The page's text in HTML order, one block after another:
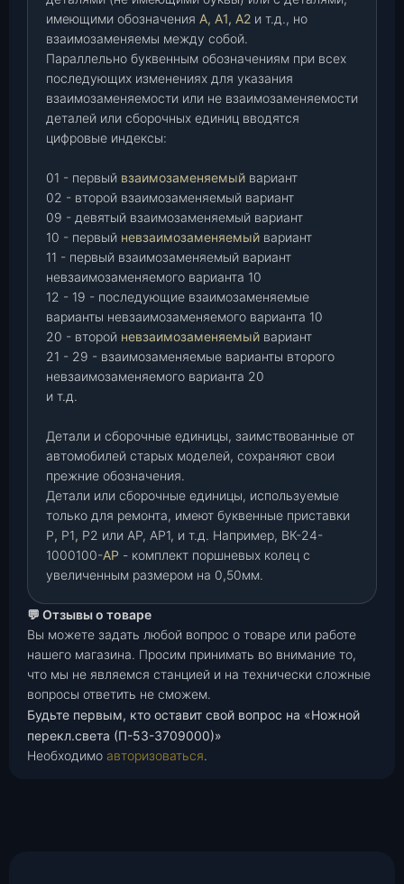
имеющими обозначения А, А1, А2 и т.д., но
взаимозаменяемы между собой.
Параллельно буквенным обозначениям при всех
последующих изменениях для указания
взаимозаменяемости или не взаимозаменяемости
деталей или сборочных единиц вводятся
цифровые индексы:
01 - первый взаимозаменяемый вариант
02 - второй взаимозаменяемый вариант
09 - девятый взаимозаменяемый вариант
10 - первый невзаимозаменяемый вариант
11 - первый взаимозаменяемый вариант
невзаимозаменяемого варианта 10
12 - 19 - последующие взаимозаменяемые
варианты невзаимозаменяемого варианта 10
20 - второй невзаимозаменяемый вариант
21 - 29 - взаимозаменяемые варианты второго
невзаимозаменяемого варианта 20
и т.д.
Детали и сборочные единицы, заимствованные от
автомобилей старых моделей, сохраняют свои
прежние обозначения.
Детали или сборочные единицы, используемые
только для ремонта, имеют буквенные приставки
Р, Р1, Р2 или АР, АР1, и т.д. Например, ВК-24-
1000100-АР - комплект поршневых колец с
увеличенным размером на 0,50мм.
💬 Отзывы о товаре
Вы можете задать любой вопрос о товаре или работе
нашего магазина. Просим принимать во внимание то,
что мы не являемся станцией и на технически сложные
вопросы ответить не сможем.
Будьте первым, кто оставит свой вопрос на «Ножной
перекл.света (П-53-3709000)»
Необходимо авторизоваться.